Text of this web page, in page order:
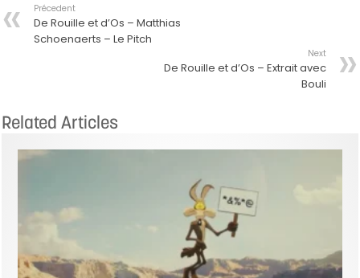
Précedent
De Rouille et d’Os – Matthias
Schoenaerts – Le Pitch
Next
De Rouille et d’Os – Extrait avec
Bouli
Related Articles